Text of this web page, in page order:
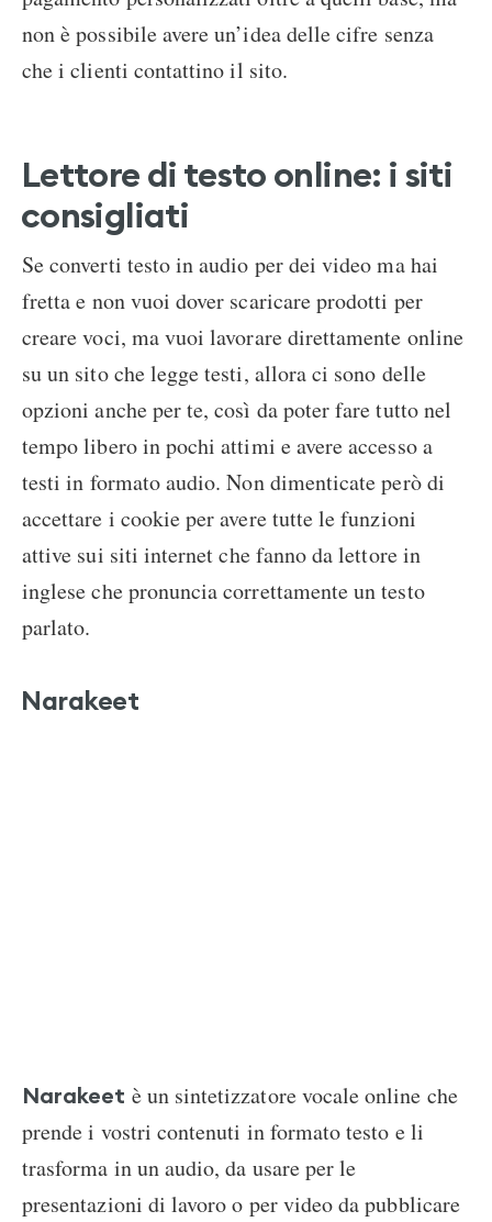
non è possibile avere un’idea delle cifre senza
che i clienti contattino il sito.
Lettore di testo online: i siti
consigliati
Se converti testo in audio per dei video ma hai
fretta e non vuoi dover scaricare prodotti per
creare voci, ma vuoi lavorare direttamente online
su un sito che legge testi, allora ci sono delle
opzioni anche per te, così da poter fare tutto nel
tempo libero in pochi attimi e avere accesso a
testi in formato audio. Non dimenticate però di
accettare i cookie per avere tutte le funzioni
attive sui siti internet che fanno da lettore in
inglese che pronuncia correttamente un testo
parlato.
Narakeet
Narakeet è un sintetizzatore vocale online che
prende i vostri contenuti in formato testo e li
trasforma in un audio, da usare per le
presentazioni di lavoro o per video da pubblicare